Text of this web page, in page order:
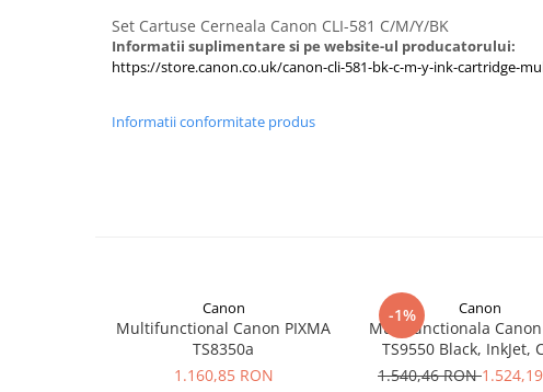
Filament imprimanta 3D
Laptopuri / notebookuri
Laptopuri gaming
Set Cartuse Cerneala Canon CLI-581 C/M/Y/BK
Informatii suplimentare si pe website-ul producatorului:
https://store.canon.co.uk/canon-cli-581-bk-c-m-y-ink-cartridge-
Informatii conformitate produs
Canon
Multifunctional Canon PIXMA
TS8350a
1.160,85 RON
-1% Canon
Multifunctionala Canon
TS9550 Black, InkJet,
Format A3, Retea,
1.540,46 RON